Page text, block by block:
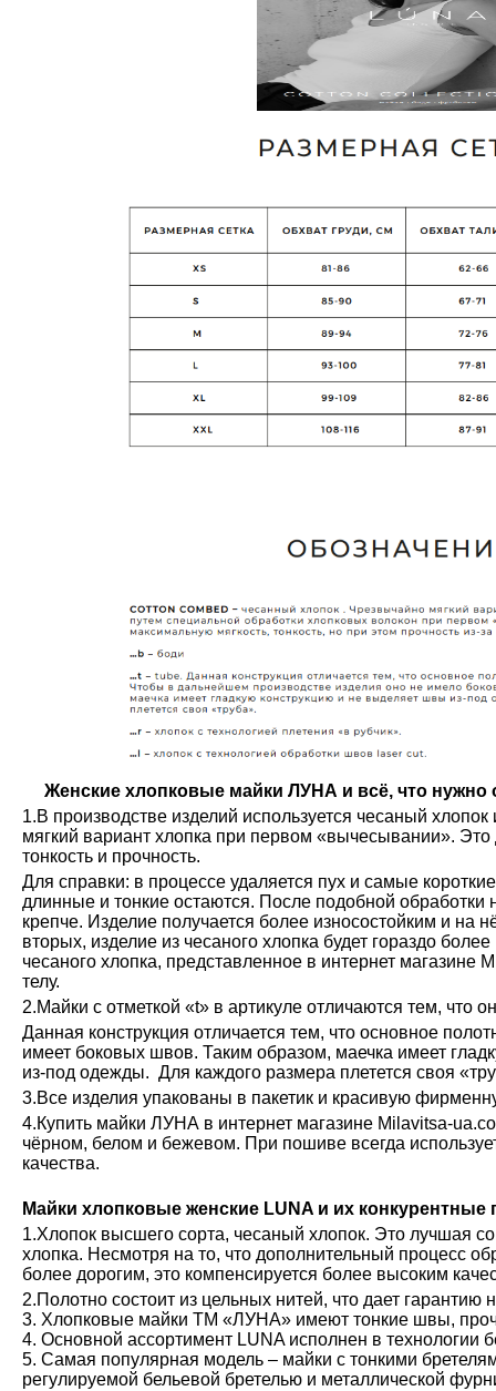
Женские хлопковые майки ЛУНА и всё, что нужно
1.В производстве изделий используется чесаный
мягкий вариант хлопка при первом «вычесывании». Это
тонкость и прочность.
Для справки: в процессе удаляется пух и самые
длинные и тонкие остаются. После подобной обработки
крепче. Изделие получается более износостойким и на
вторых, изделие из чесаного хлопка будет гораздо
чесаного хлопка, представленное в интернет магазине
телу.
2.Майки с отметкой «t» в артикуле отличаются тем, что
Данная конструкция отличается тем, что основное
имеет боковых швов. Таким образом, маечка имеет
из-под одежды. Для каждого размера плетется своя
3.Все изделия упакованы в пакетик и красивую
4.Купить майки ЛУНА в интернет магазине Milavitsa-
чёрном, белом и бежевом. При пошиве всегда
качества.
Майки хлопковые женские LUNA и их конкурентные
1.Хлопок высшего сорта, чесаный хлопок. Это лучшая
хлопка. Несмотря на то, что дополнительный процесс
более дорогим, это компенсируется более высоким
2.Полотно состоит из цельных нитей, что дает гарантию
3. Хлопковые майки ТМ «ЛУНА» имеют тонкие швы,
4. Основной ассортимент LUNA исполнен в технологии
5. Самая популярная модель – майки с тонкими
регулируемой бельевой бретелью и металлической